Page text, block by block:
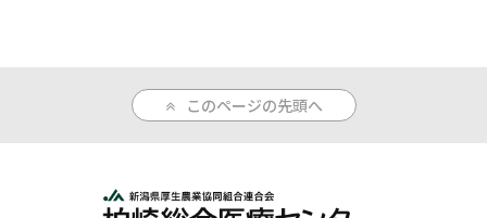
入院のご案内 このページの先頭へ